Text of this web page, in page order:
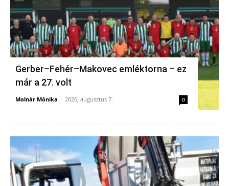
Gerber–Fehér–Makovec emléktorna – ez
már a 27. volt
Molnár Mónika - 2026, augusztus 7. 0